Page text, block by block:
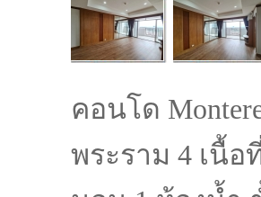
คอนโด
พระราม 4 เนื้อ